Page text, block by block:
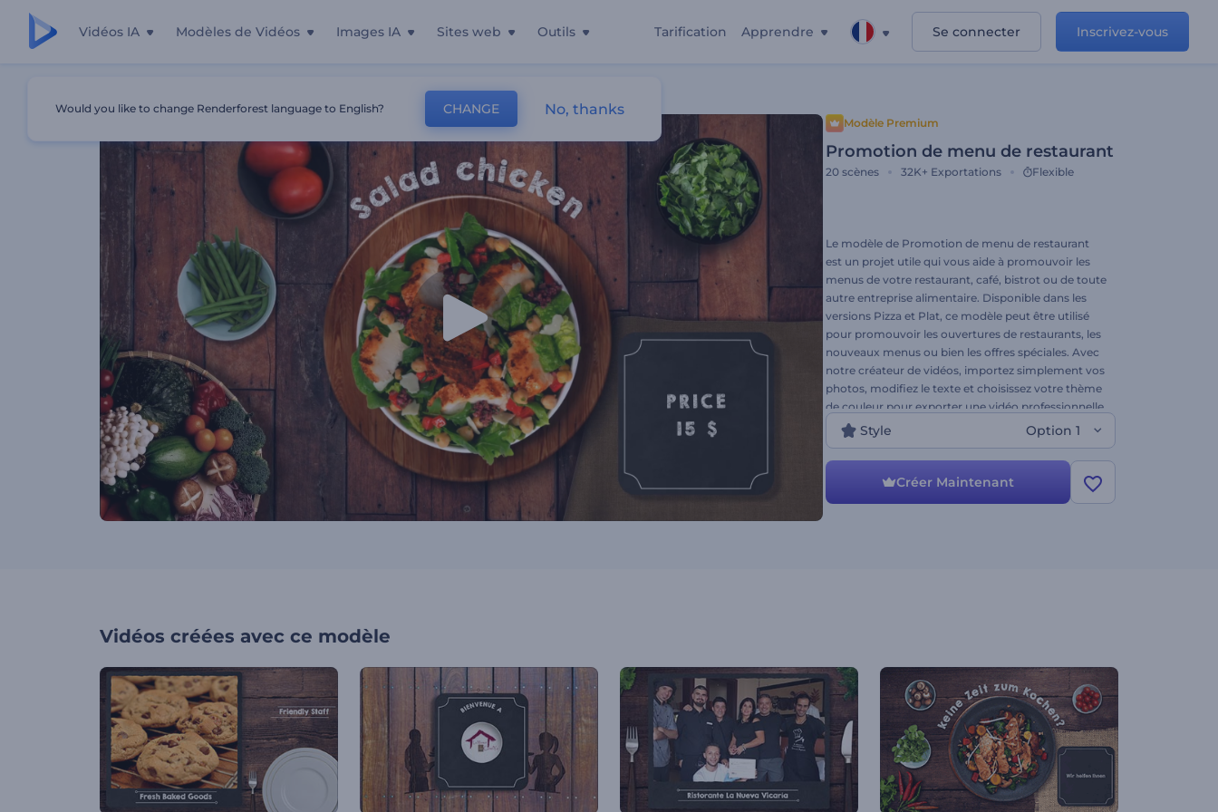
Vidéos IA Modèles de Vidéos Images IA Sites web Outils Tarification Apprendre Se connecter Inscrivez-vous
Modèle Premium
Promotion de menu de restaurant
20 scènes 32K+ Exportations Flexible
Le modèle de Promotion de menu de restaurant
est un projet utile qui vous aide à promouvoir les
menus de votre restaurant, café, bistrot ou de toute
autre entreprise alimentaire. Disponible dans les
versions Pizza et Plat, ce modèle peut être utilisé
pour promouvoir les ouvertures de restaurants, les
nouveaux menus ou bien les offres spéciales. Avec
notre créateur de vidéos, importez simplement vos
photos, modifiez le texte et choisissez votre thème
de couleur pour exporter une vidéo professionnelle
en quelques minutes.
Style Option 1
Créer Maintenant
Vidéos créées avec ce modèle
Would you like to change Renderforest language to English? CHANGE No, thanks